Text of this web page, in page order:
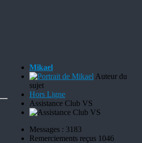
Mikael
Auteur du
sujet
Hors Ligne
Assistance Club VS
Messages : 3183
Remerciements reçus 1046